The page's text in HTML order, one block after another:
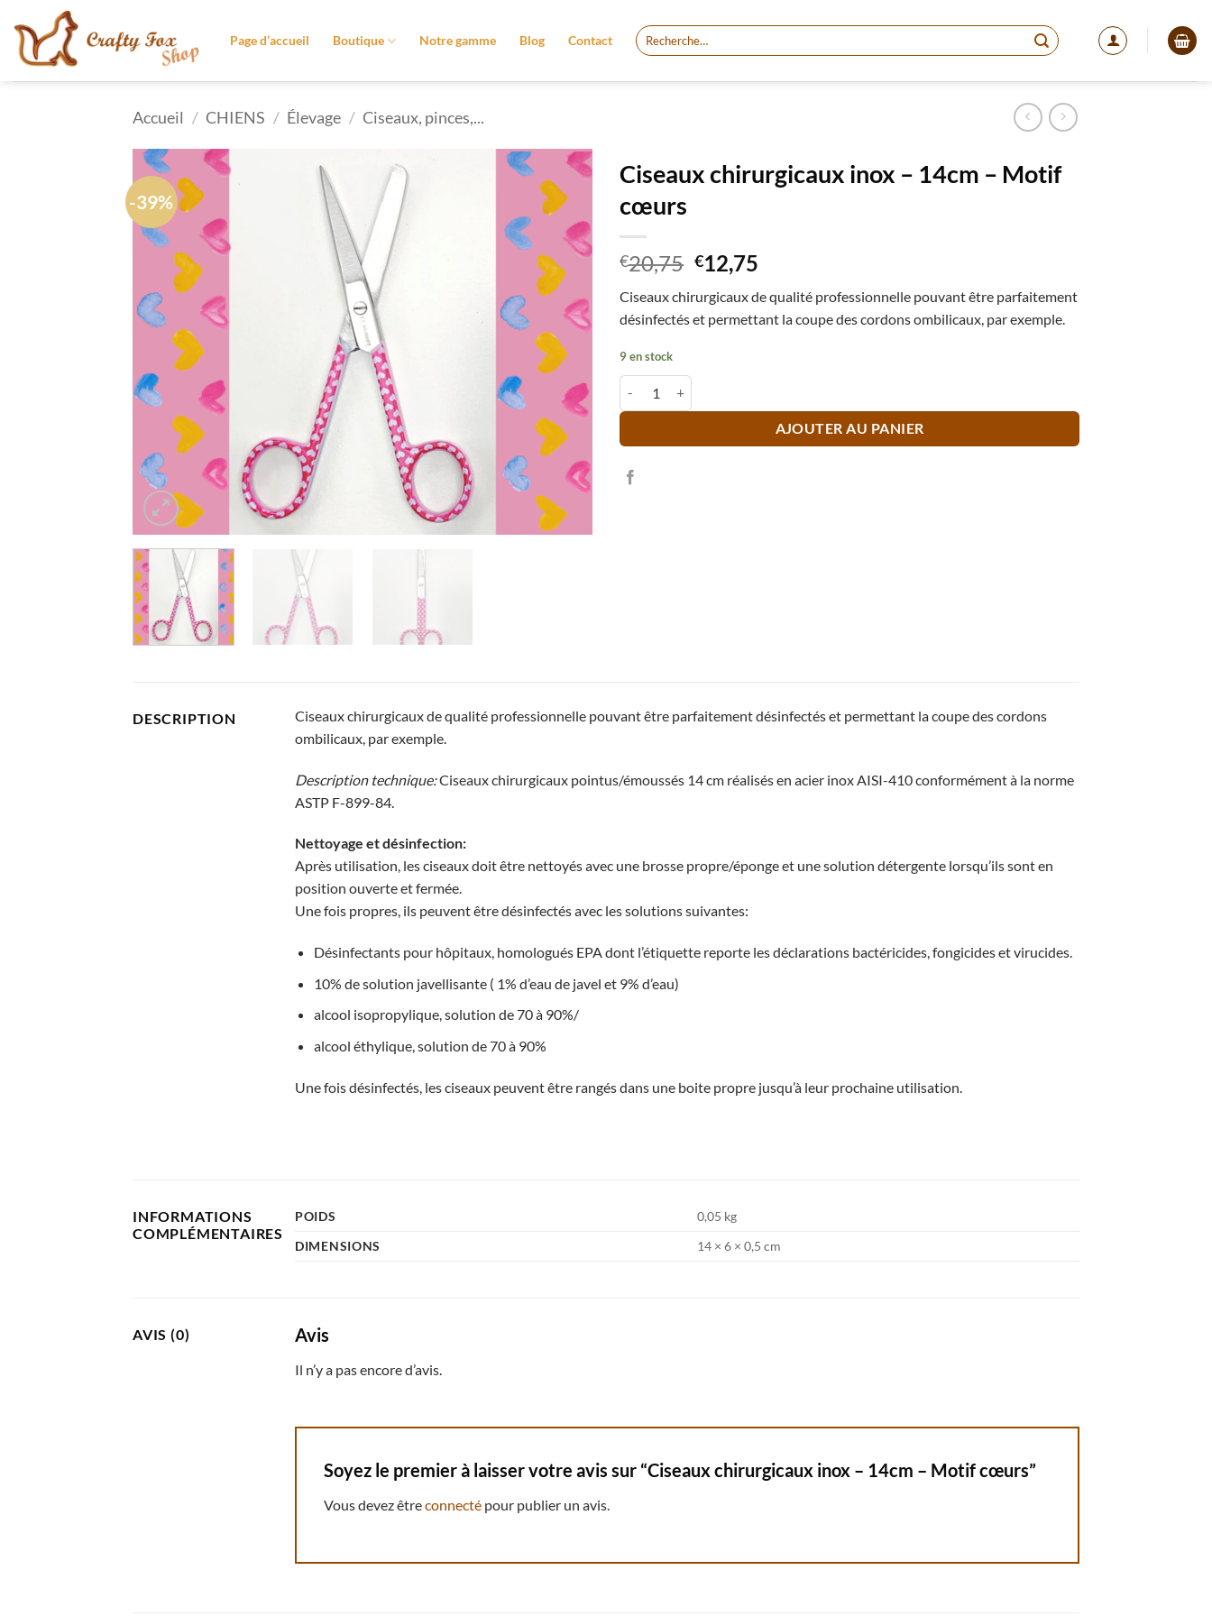
contenu
Page d’accueil Boutique Notre gamme Blog Contact
Recherche
pour :
Accueil / CHIENS / Élevage / Ciseaux, pinces,...
-39%
Ciseaux chirurgicaux inox – 14cm – Motif
cœurs
€20,75 Le
prix
initial
était :
€12,75
actuel
est :
Ciseaux chirurgicaux de qualité professionnelle pouvant être parfaitement
désinfectés et permettant la coupe des cordons ombilicaux, par exemple.
9 en stock
AJOUTER AU PANIER
DESCRIPTION
Ciseaux chirurgicaux de qualité professionnelle pouvant être parfaitement désinfectés et permettant la coupe des cordons
ombilicaux, par exemple.
Description technique:Ciseaux chirurgicaux pointus/émoussés 14 cm réalisés en acier inox AISI-410 conformément à la norme
ASTP F-899-84.
Nettoyage et désinfection:
Après utilisation, les ciseaux doit être nettoyés avec une brosse propre/éponge et une solution détergente lorsqu’ils sont en
position ouverte et fermée.
Une fois propres, ils peuvent être désinfectés avec les solutions suivantes:
Désinfectants pour hôpitaux, homologués EPA dont l’étiquette reporte les déclarations bactéricides, fongicides et virucides.
10% de solution javellisante ( 1% d’eau de javel et 9% d’eau)
alcool isopropylique, solution de 70 à 90%/
alcool éthylique, solution de 70 à 90%
Une fois désinfectés, les ciseaux peuvent être rangés dans une boite propre jusqu’à leur prochaine utilisation.
INFORMATIONS
COMPLÉMENTAIRES
POIDS
0,05 kg
DIMENSIONS
14 × 6 × 0,5 cm
AVIS (0) Avis
Il n’y a pas encore d’avis.
Soyez le premier à laisser votre avis sur “Ciseaux chirurgicaux inox – 14cm – Motif cœurs”
Vous devez êtreconnecté pour publier un avis.